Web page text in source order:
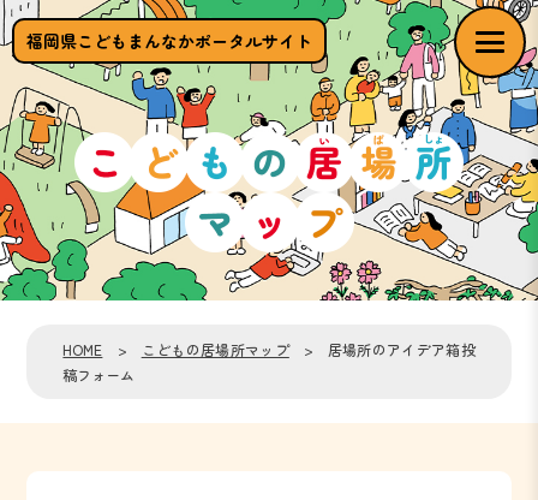
福岡県こどもまんなかポータルサイト
HOME > こどもの居場所マップ> 居場所のアイデア箱投
稿フォーム